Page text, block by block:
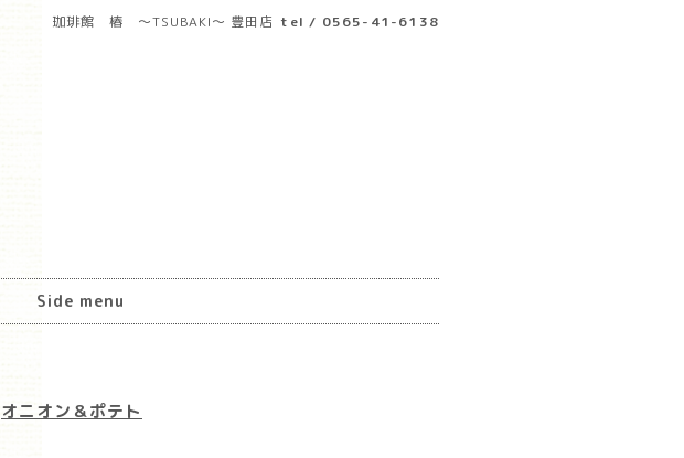
珈琲館 椿 ～TSUBAKI～ 豊田店 tel / 0565-41-6138
Side menu
オニオン＆ポテト